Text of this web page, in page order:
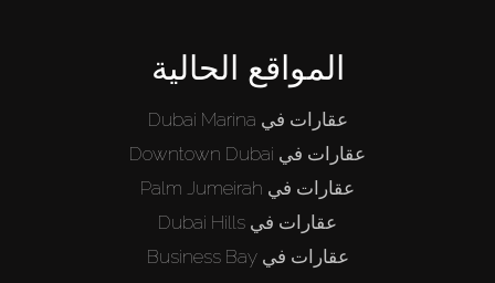
المواقع الحالية
عقارات في Dubai Marina
عقارات في Downtown Dubai
عقارات في Palm Jumeirah
عقارات في Dubai Hills
عقارات في Business Bay